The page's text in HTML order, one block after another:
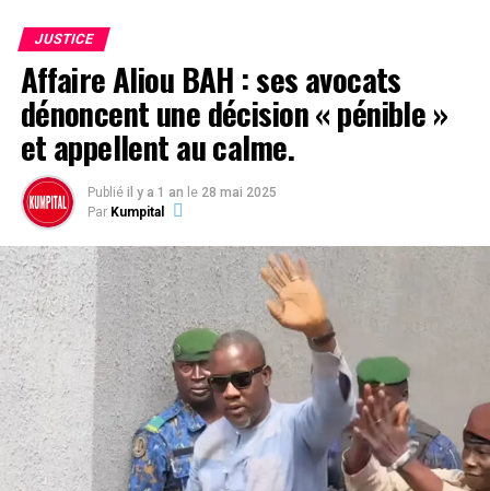
JUSTICE
Affaire Aliou BAH : ses avocats
dénoncent une décision « pénible »
et appellent au calme.
Publié il y a 1 an le 28 mai 2025
Par Kumpital